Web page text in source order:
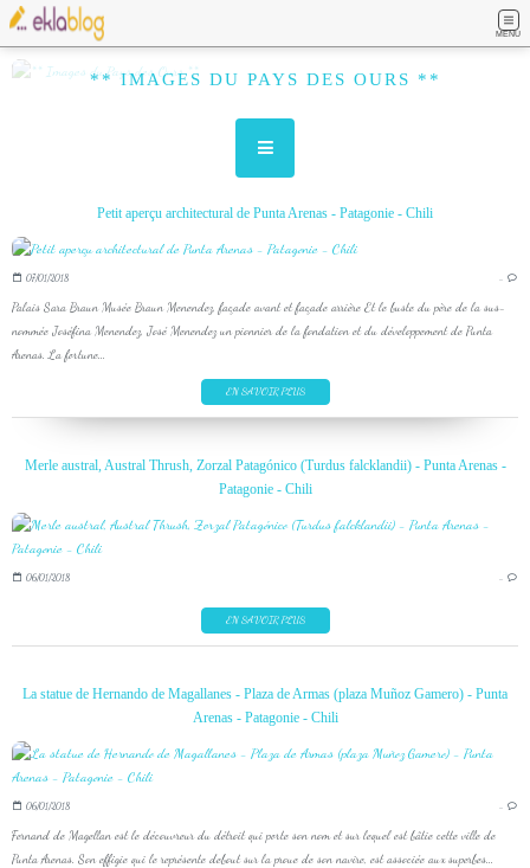
MENU
** IMAGES DU PAYS DES OURS **
Petit aperçu architectural de Punta Arenas - Patagonie - Chili
07/01/2018 …
Palais Sara Braun Musée Braun Menendez, façade avant et façade arrière Et le buste du père de la sus-
nommée Joséfina Menendez, José Menendez un pionnier de la fondation et du développement de Punta
Arenas. La fortune...
EN SAVOIR PLUS
Merle austral, Austral Thrush, Zorzal Patagónico (Turdus falcklandii) - Punta Arenas -
Patagonie - Chili
06/01/2018 …
EN SAVOIR PLUS
La statue de Hernando de Magallanes - Plaza de Armas (plaza Muñoz Gamero) - Punta
Arenas - Patagonie - Chili
06/01/2018 …
Fernand de Magellan est le découvreur du détroit qui porte son nom et sur lequel est bâtie cette ville de
Punta Arenas. Son effigie qui le représente debout sur la proue de son navire, est associée aux superbes...